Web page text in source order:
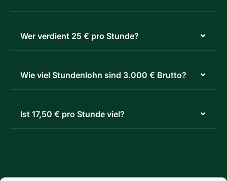
Wer verdient 25 € pro Stunde?
Wie viel Stundenlohn sind 3.000 € Brutto?
Ist 17,50 € pro Stunde viel?